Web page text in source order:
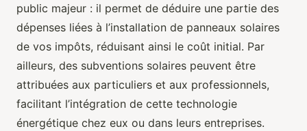
public majeur : il permet de déduire une partie des
dépenses liées à l’installation de panneaux solaires
de vos impôts, réduisant ainsi le coût initial. Par
ailleurs, des subventions solaires peuvent être
attribuées aux particuliers et aux professionnels,
facilitant l’intégration de cette technologie
énergétique chez eux ou dans leurs entreprises.